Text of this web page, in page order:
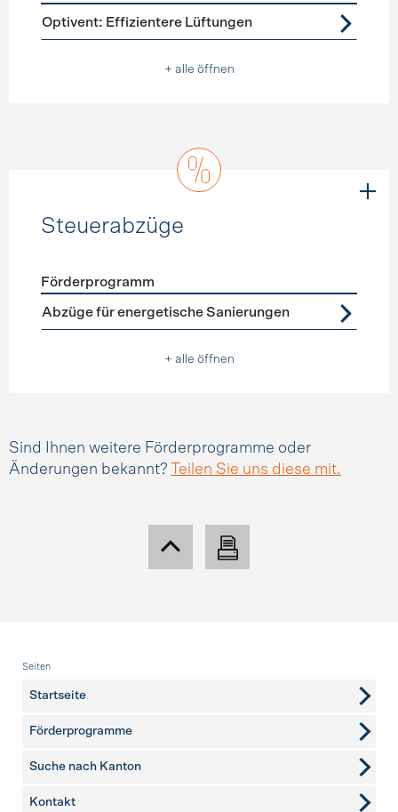
Förderprogramme Lüftung
Optivent: Effizientere Lüftungen
+ alle öffnen
Steuerabzüge
Förderprogramme Steuerabzüge
Förderprogramm
Abzüge für energetische Sanierungen
+ alle öffnen
Sind Ihnen weitere Förderprogramme oder
Änderungen bekannt?
Teilen Sie uns diese mit.
Fusszeile
Seiten
Startseite
Förderprogramme
Suche nach Kanton
weitere Seiten
Kontakt